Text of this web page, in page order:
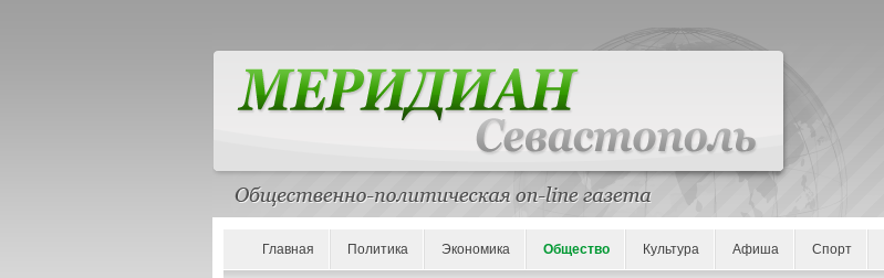
Главная Политика Экономика Общество Культура Афиша Спорт